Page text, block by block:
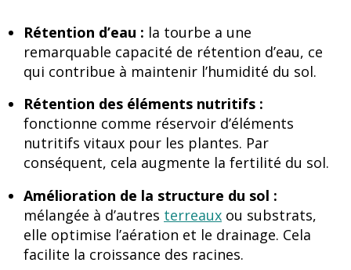
Rétention d’eau : la tourbe a une
remarquable capacité de rétention d’eau, ce
qui contribue à maintenir l’humidité du sol.
Rétention des éléments nutritifs :
fonctionne comme réservoir d’éléments
nutritifs vitaux pour les plantes. Par
conséquent, cela augmente la fertilité du sol.
Amélioration de la structure du sol :
mélangée à d’autres terreaux ou substrats,
elle optimise l’aération et le drainage. Cela
facilite la croissance des racines.